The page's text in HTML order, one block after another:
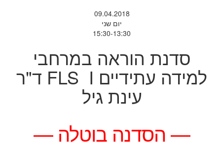
09.04.2018
יום שני
15:30-13:30
סדנת הוראה במרחבי
למידה עתידיים FLS I ד"ר
עינת גיל
— הסדנה בוטלה —